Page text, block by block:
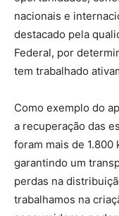
nacionais e
destacado pela
Federal, por
tem trabalhado
Como exemplo do
a recuperação das
foram mais de 1.800
garantindo um
perdas na
trabalhamos na